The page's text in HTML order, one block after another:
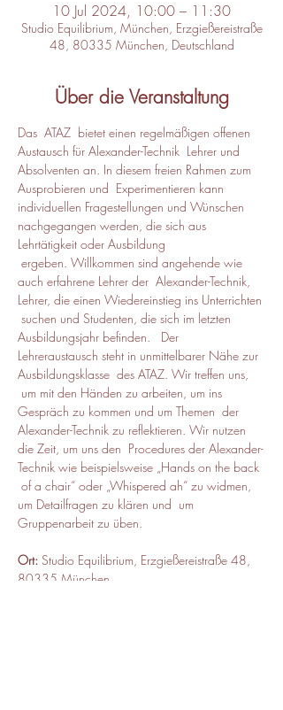
10 Jul 2024, 10:00 – 11:30
Studio Equilibrium, München, Erzgießereistraße
48, 80335 München, Deutschland
Über die Veranstaltung
Das  ATAZ  bietet einen regelmäßigen offenen
Austausch für Alexander-Technik  Lehrer und
Absolventen an. In diesem freien Rahmen zum
Ausprobieren und  Experimentieren kann
individuellen Fragestellungen und Wünschen
nachgegangen werden, die sich aus
Lehrtätigkeit oder Ausbildung
ergeben. Willkommen sind angehende wie
auch erfahrene Lehrer der  Alexander-Technik,
Lehrer, die einen Wiedereinstieg ins Unterrichten
suchen und Studenten, die sich im letzten
Ausbildungsjahr befinden.   Der
Lehreraustausch steht in unmittelbarer Nähe zur
Ausbildungsklasse  des ATAZ. Wir treffen uns,
um mit den Händen zu arbeiten, um ins
Gespräch zu kommen und um Themen  der
Alexander-Technik zu reflektieren. Wir nutzen
die Zeit, um uns den  Procedures der Alexander-
Technik wie beispielsweise „Hands on the back
of a chair“ oder „Whispered ah“ zu widmen,
um Detailfragen zu klären und  um
Gruppenarbeit zu üben.
Ort: Studio Equilibrium, Erzgießereistraße 48,
80335 München